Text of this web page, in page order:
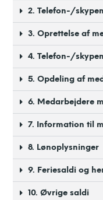
2. Telefon-/
3. Oprettelse af
4. Telefon-/
5. Opdeling af
6. Medarbejdere
7. Information til
8. Lønoplysninger
9. Feriesaldi og
10. Øvrige saldi